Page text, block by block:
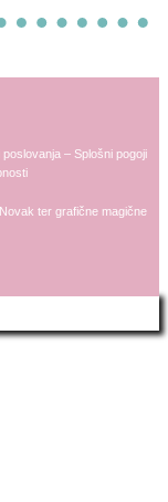
poslovanja – Splošni pogoji
Novak ter grafične magične